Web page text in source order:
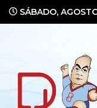
SÁBADO,